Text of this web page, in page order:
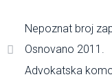
Nepoznat broj
Osnovano 2011.
Advokatska